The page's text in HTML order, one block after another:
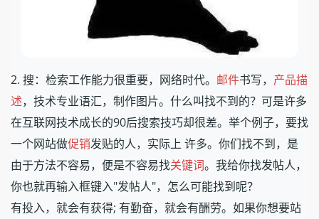
2. 搜：检索工作能力很重要，网络时代。 邮件书写， 产品描
述，技术专业语汇，制作图片。什么叫找不到的？可是许多
在互联网技术成长的90后搜索技巧却很差。举个例子，要找
一个网站做促销发贴的人，实际上 许多。你们找不到，是
由于方法不容易，便是不容易找关键词。我给你找发帖人，
你也就再输入框键入"发帖人"，怎么可能找到呢？
有投入，就会有获得; 有勤奋，就会有酬劳。如果你想要站